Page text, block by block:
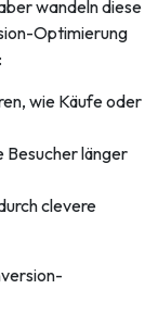
wandeln diese
Optimierung
wie Käufe oder
Besucher länger
clevere